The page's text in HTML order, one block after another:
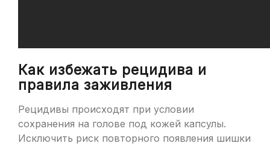
Как избежать рецидива и
правила заживления
Рецидивы происходят при условии
сохранения на голове под кожей капсулы.
Исключить риск повторного появления шишки